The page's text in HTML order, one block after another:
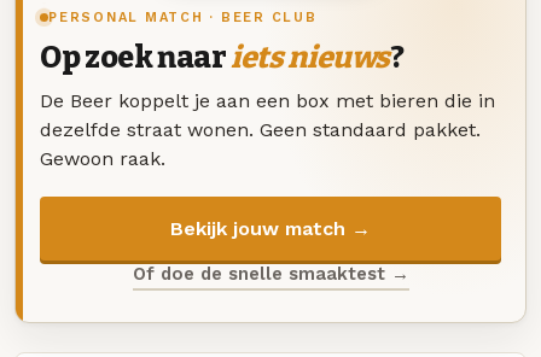
PERSONAL MATCH · BEER CLUB
Op zoek naariets nieuws?
De Beer koppelt je aan een box met bieren die in
dezelfde straat wonen. Geen standaard pakket.
Gewoon raak.
Bekijk jouw match →
Of doe de snelle smaaktest →